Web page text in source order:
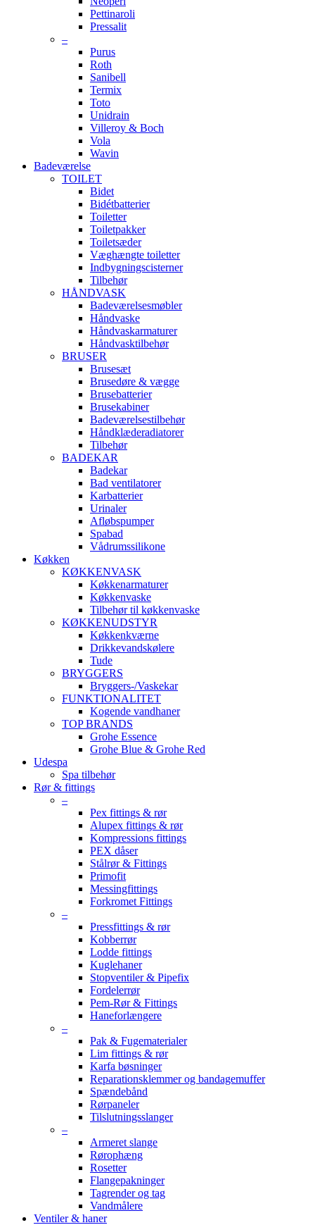
Pettinaroli
Pressalit
–
Purus
Roth
Sanibell
Termix
Toto
Unidrain
Villeroy & Boch
Vola
Wavin
Badeværelse
TOILET
Bidet
Bidétbatterier
Toiletter
Toiletpakker
Toiletsæder
Væghængte toiletter
Indbygningscisterner
Tilbehør
HÅNDVASK
Badeværelsesmøbler
Håndvaske
Håndvaskarmaturer
Håndvasktilbehør
BRUSER
Brusesæt
Brusedøre & vægge
Brusebatterier
Brusekabiner
Badeværelsestilbehør
Håndklæderadiatorer
Tilbehør
BADEKAR
Badekar
Bad ventilatorer
Karbatterier
Urinaler
Afløbspumper
Spabad
Vådrumssilikone
Køkken
KØKKENVASK
Køkkenarmaturer
Køkkenvaske
Tilbehør til køkkenvaske
KØKKENUDSTYR
Køkkenkværne
Drikkevandskølere
Tude
BRYGGERS
Bryggers-/Vaskekar
FUNKTIONALITET
Kogende vandhaner
TOP BRANDS
Grohe Essence
Grohe Blue & Grohe Red
Udespa
Spa tilbehør
Rør & fittings
–
Pex fittings & rør
Alupex fittings & rør
Kompressions fittings
PEX dåser
Stålrør & Fittings
Primofit
Messingfittings
Forkromet Fittings
–
Pressfittings & rør
Kobberrør
Lodde fittings
Kuglehaner
Stopventiler & Pipefix
Fordelerrør
Pem-Rør & Fittings
Haneforlængere
–
Pak & Fugematerialer
Lim fittings & rør
Karfa bøsninger
Reparationsklemmer og bandagemuffer
Spændebånd
Rørpaneler
Tilslutningsslanger
–
Armeret slange
Rørophæng
Rosetter
Flangepakninger
Tagrender og tag
Vandmålere
Ventiler & haner